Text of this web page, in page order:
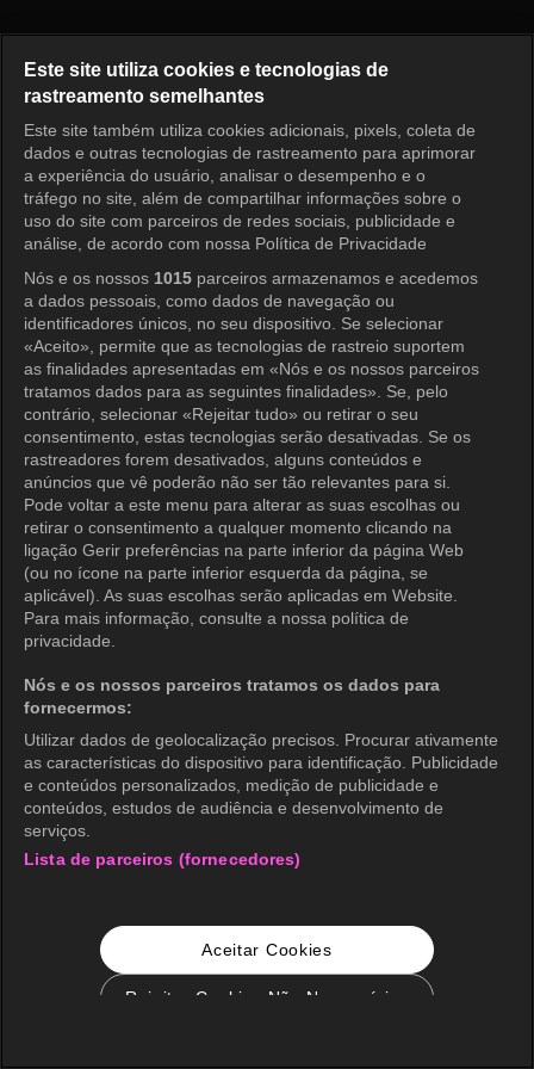
Entrar
Este site utiliza cookies e tecnologias de
rastreamento semelhantes
Este site também utiliza cookies adicionais, pixels, coleta de
dados e outras tecnologias de rastreamento para aprimorar
a experiência do usuário, analisar o desempenho e o
tráfego no site, além de compartilhar informações sobre o
uso do site com parceiros de redes sociais, publicidade e
análise, de acordo com nossa Política de Privacidade
Nós e os nossos 1015 parceiros armazenamos e acedemos
a dados pessoais, como dados de navegação ou
identificadores únicos, no seu dispositivo. Se selecionar
«Aceito», permite que as tecnologias de rastreio suportem
as finalidades apresentadas em «Nós e os nossos parceiros
tratamos dados para as seguintes finalidades». Se, pelo
contrário, selecionar «Rejeitar tudo» ou retirar o seu
consentimento, estas tecnologias serão desativadas. Se os
rastreadores forem desativados, alguns conteúdos e
anúncios que vê poderão não ser tão relevantes para si.
Pode voltar a este menu para alterar as suas escolhas ou
retirar o consentimento a qualquer momento clicando na
ligação Gerir preferências na parte inferior da página Web
(ou no ícone na parte inferior esquerda da página, se
aplicável). As suas escolhas serão aplicadas em Website.
Para mais informação, consulte a nossa política de
privacidade.
Nós e os nossos parceiros tratamos os dados para
fornecermos:
Utilizar dados de geolocalização precisos. Procurar ativamente
as características do dispositivo para identificação. Publicidade
e conteúdos personalizados, medição de publicidade e
conteúdos, estudos de audiência e desenvolvimento de
serviços.
Lista de parceiros (fornecedores)
Aceitar Cookies
Rejeitar Cookies Não Necessários